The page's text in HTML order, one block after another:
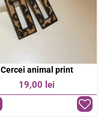
Cercei animal print
19,00 lei